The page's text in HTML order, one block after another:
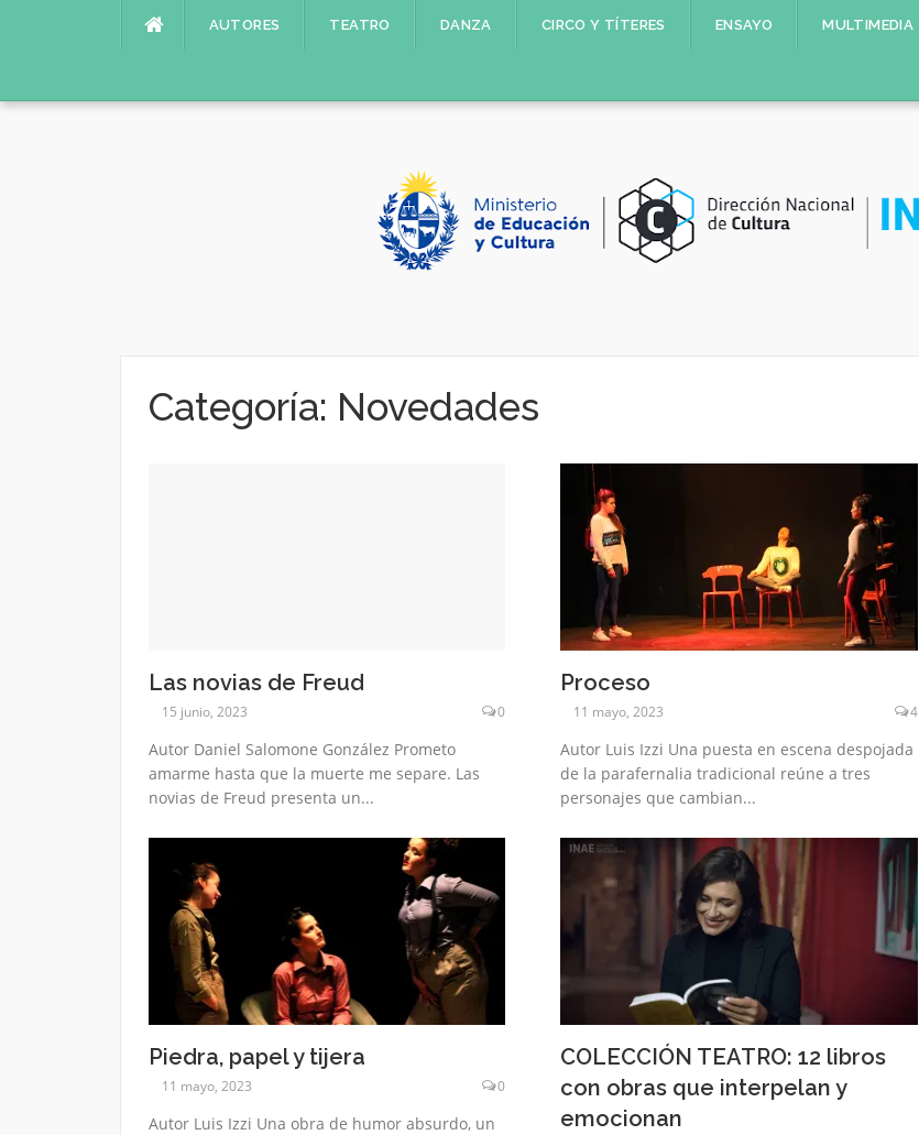
AUTORES TEATRO DANZA CIRCO Y TÍTERES ENSAYO MULTIMEDIA
Categoría: Novedades
Las novias de Freud
15 junio, 2023 0
Autor Daniel Salomone González Prometo
amarme hasta que la muerte me separe. Las
novias de Freud presenta un...
Proceso
11 mayo, 2023 4
Autor Luis Izzi Una puesta en escena despojada
de la parafernalia tradicional reúne a tres
personajes que cambian...
Piedra, papel y tijera
11 mayo, 2023 0
Autor Luis Izzi Una obra de humor absurdo, un
COLECCIÓN TEATRO: 12 libros
con obras que interpelan y
emocionan